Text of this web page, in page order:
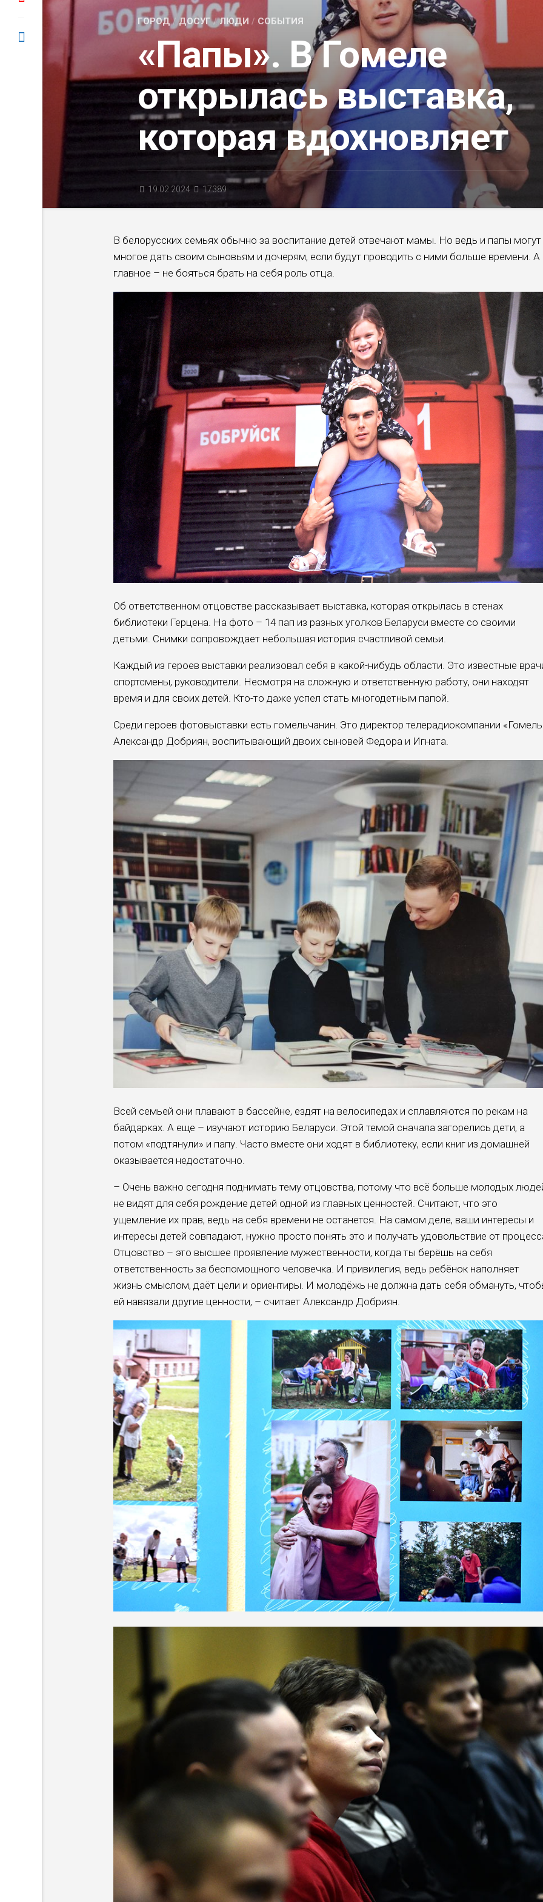
ГОРОД/ДОСУГ/ЛЮДИ / СОБЫТИЯ
«Папы». В Гомеле
открылась выставка,
которая вдохновляет
19.02.2024 17389
В белорусских семьях обычно за воспитание детей отвечают мамы. Но ведь и папы могут
многое дать своим сыновьям и дочерям, если будут проводить с ними больше времени. А
главное – не бояться брать на себя роль отца.
Об ответственном отцовстве рассказывает выставка, которая открылась в стенах
библиотеки Герцена. На фото – 14 пап из разных уголков Беларуси вместе со своими
детьми. Снимки сопровождает небольшая история счастливой семьи.
Каждый из героев выставки реализовал себя в какой-нибудь области. Это известные
спортсмены, руководители. Несмотря на сложную и ответственную работу, они находят
время и для своих детей. Кто-то даже успел стать многодетным папой.
Среди героев фотовыставки есть гомельчанин. Это директор телерадиокомпании
Александр Добриян, воспитывающий двоих сыновей Федора и Игната.
Всей семьей они плавают в бассейне, ездят на велосипедах и сплавляются по рекам на
байдарках. А еще – изучают историю Беларуси. Этой темой сначала загорелись дети, а
потом «подтянули» и папу. Часто вместе они ходят в библиотеку, если книг из домашней
оказывается недостаточно.
– Очень важно сегодня поднимать тему отцовства, потому что всё больше молодых
не видят для себя рождение детей одной из главных ценностей. Считают, что это
ущемление их прав, ведь на себя времени не останется. На самом деле, ваши интересы и
интересы детей совпадают, нужно просто понять это и получать удовольствие от
Отцовство – это высшее проявление мужественности, когда ты берёшь на себя
ответственность за беспомощного человечка. И привилегия, ведь ребёнок наполняет
жизнь смыслом, даёт цели и ориентиры. И молодёжь не должна дать себя обмануть,
ей навязали другие ценности, – считает Александр Добриян.